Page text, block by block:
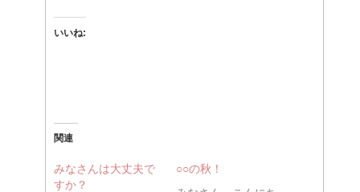
いいね:
関連
みなさんは大丈夫で
すか？
○○の秋！